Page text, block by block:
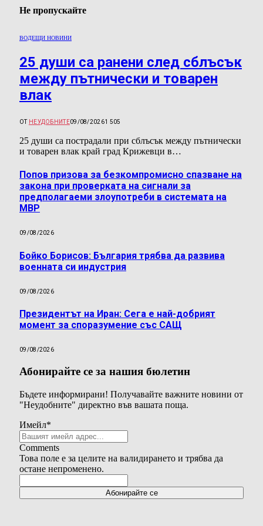
Не пропускайте
ВОДЕЩИ НОВИНИ
25 души са ранени след сблъсък
между пътнически и товарен
влак
ОТ НЕУДОБНИТЕ09/08/20261 505
25 души са пострадали при сблъсък между пътнически
и товарен влак край град Крижевци в…
Попов призова за безкомпромисно спазване на
закона при проверката на сигнали за
предполагаеми злоупотреби в системата на
МВР
09/08/2026
Бойко Борисов: България трябва да развива
военната си индустрия
09/08/2026
Президентът на Иран: Сега е най-добрият
момент за споразумение със САЩ
09/08/2026
Абонирайте се за нашия бюлетин
Бъдете информирани! Получавайте важните новини от
"Неудобните" директно във вашата поща.
Имейл*
Comments
Това поле е за целите на валидирането и трябва да
остане непроменено.